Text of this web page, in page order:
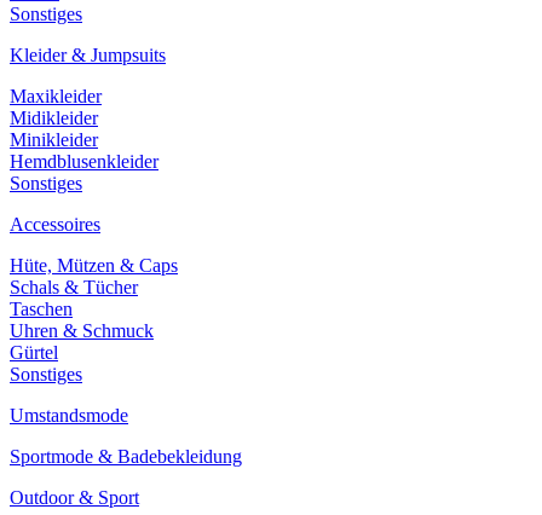
Sonstiges
Kleider & Jumpsuits
Maxikleider
Midikleider
Minikleider
Hemdblusenkleider
Sonstiges
Accessoires
Hüte, Mützen & Caps
Schals & Tücher
Taschen
Uhren & Schmuck
Gürtel
Sonstiges
Umstandsmode
Sportmode & Badebekleidung
Outdoor & Sport